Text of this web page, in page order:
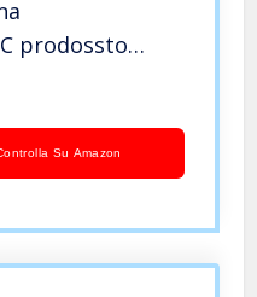
prodossto
Su Amazon